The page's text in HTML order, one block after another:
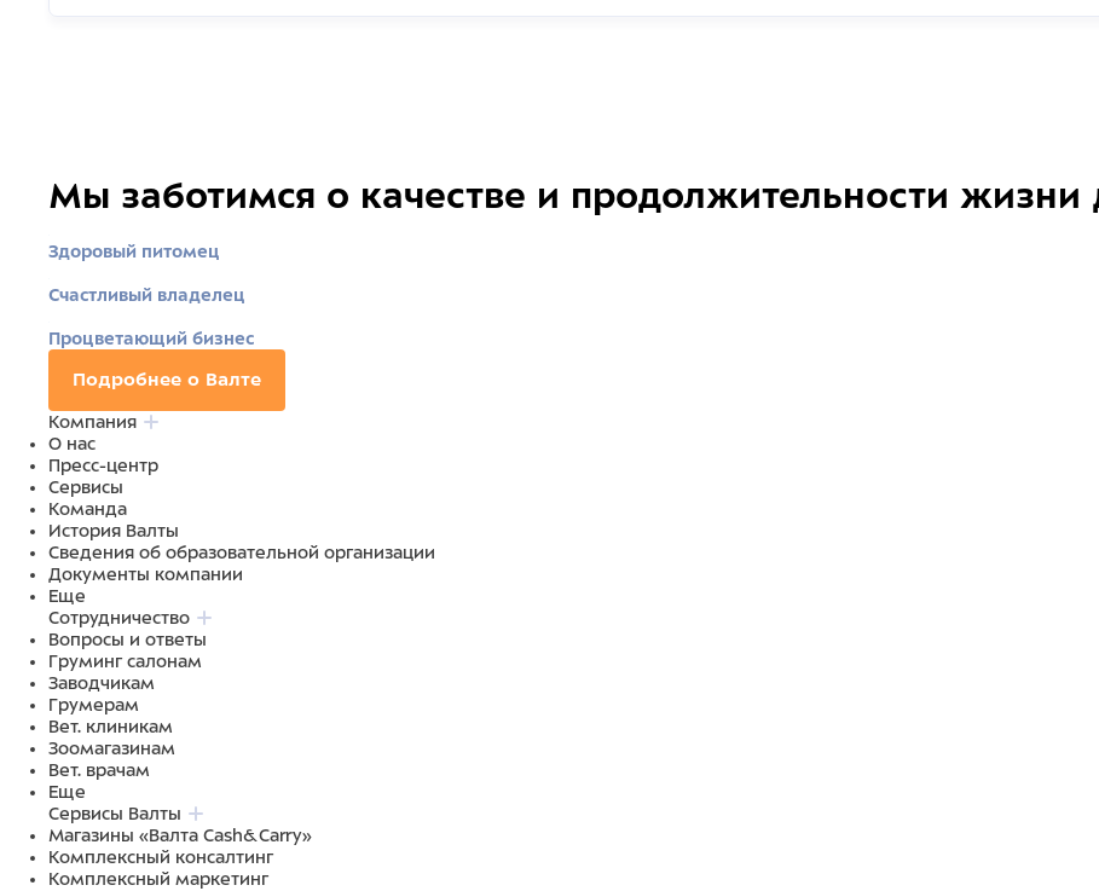
Мы заботимся о качестве и продолжительности жизни
Здоровый питомец
Счастливый владелец
Процветающий бизнес
Подробнее о Валте
Компания
О нас
Пресс-центр
Сервисы
Команда
История Валты
Сведения об образовательной организации
Документы компании
Еще
Сотрудничество
Вопросы и ответы
Груминг салонам
Заводчикам
Грумерам
Вет. клиникам
Зоомагазинам
Вет. врачам
Еще
Сервисы Валты
Магазины «Валта Cash&Carry»
Комплексный консалтинг
Комплексный маркетинг